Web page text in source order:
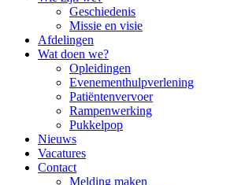
Geschiedenis
Missie en visie
Afdelingen
Wat doen we?
Opleidingen
Evenementhulpverlening
Patiëntenvervoer
Rampenwerking
Pukkelpop
Nieuws
Vacatures
Contact
Melding maken